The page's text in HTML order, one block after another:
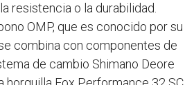
resistencia o la durabilidad.
OMP, que es conocido por su
combina con componentes de
de cambio Shimano Deore